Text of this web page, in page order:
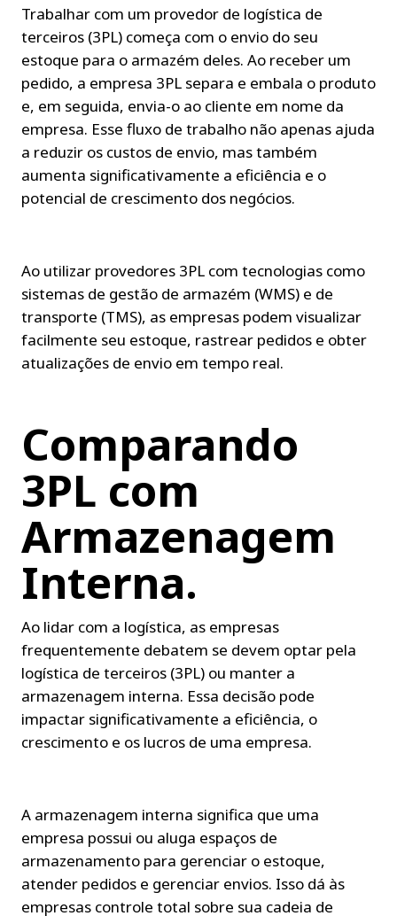
Trabalhar com um provedor de logística de
terceiros (3PL) começa com o envio do seu
estoque para o armazém deles. Ao receber um
pedido, a empresa 3PL separa e embala o produto
e, em seguida, envia-o ao cliente em nome da
empresa. Esse fluxo de trabalho não apenas ajuda
a reduzir os custos de envio, mas também
aumenta significativamente a eficiência e o
potencial de crescimento dos negócios.
Ao utilizar provedores 3PL com tecnologias como
sistemas de gestão de armazém (WMS) e de
transporte (TMS), as empresas podem visualizar
facilmente seu estoque, rastrear pedidos e obter
atualizações de envio em tempo real.
Comparando
3PL com
Armazenagem
Interna.
Ao lidar com a logística, as empresas
frequentemente debatem se devem optar pela
logística de terceiros (3PL) ou manter a
armazenagem interna. Essa decisão pode
impactar significativamente a eficiência, o
crescimento e os lucros de uma empresa.
A armazenagem interna significa que uma
empresa possui ou aluga espaços de
armazenamento para gerenciar o estoque,
atender pedidos e gerenciar envios. Isso dá às
empresas controle total sobre sua cadeia de